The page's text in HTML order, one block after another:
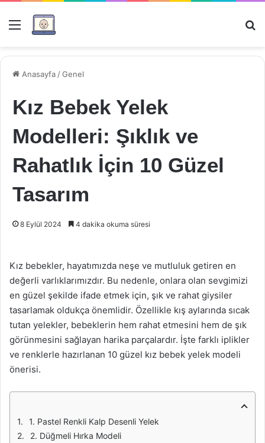
Menü
Anasayfa /Genel
Kız Bebek Yelek
Modelleri: Şıklık ve
Rahatlık İçin 10 Güzel
Tasarım
8 Eylül 2024 4 dakika okuma süresi
Kız bebekler, hayatımızda neşe ve mutluluk getiren en
değerli varlıklarımızdır. Bu nedenle, onlara olan sevgimizi
en güzel şekilde ifade etmek için, şık ve rahat giysiler
tasarlamak oldukça önemlidir. Özellikle kış aylarında sıcak
tutan yelekler, bebeklerin hem rahat etmesini hem de şık
görünmesini sağlayan harika parçalardır. İşte farklı iplikler
ve renklerle hazırlanan 10 güzel kız bebek yelek modeli
önerisi.
1. Pastel Renkli Kalp Desenli Yelek
2. Düğmeli Hırka Modeli